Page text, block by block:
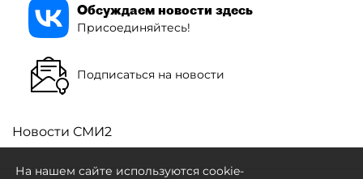
Обсуждаем новости здесь
Присоединяйтесь!
Подписаться на новости
Новости СМИ2
На нашем сайте используются cookie-